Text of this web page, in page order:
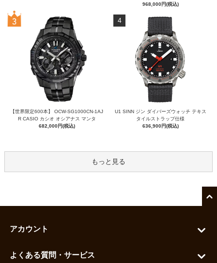
968,000円(税込)
【世界限定600本】 OCW-SG1000CN-1AJ
R CASIO カシオ オシアナス マンタ
682,000円(税込)
4
U1 SINN ジン ダイバーズウォッチ テキス
タイルストラップ仕様
636,900円(税込)
もっと見る
アカウント
よくある質問・サービス